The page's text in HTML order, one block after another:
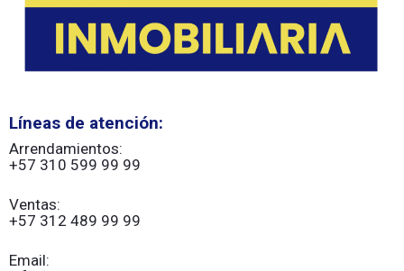
Líneas de atención:
Arrendamientos:
+57 310 599 99 99
Ventas:
+57 312 489 99 99
Email: